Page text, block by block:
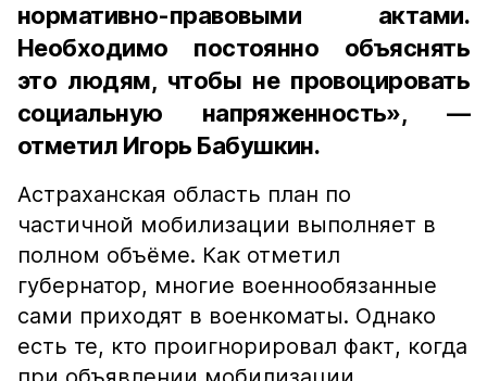
нормативно-правовыми актами.
Необходимо постоянно объяснять
это людям, чтобы не провоцировать
социальную напряженность», —
отметил Игорь Бабушкин.
Астраханская область план по
частичной мобилизации выполняет в
полном объёме. Как отметил
губернатор, многие военнообязанные
сами приходят в военкоматы. Однако
есть те, кто проигнорировал факт, когда